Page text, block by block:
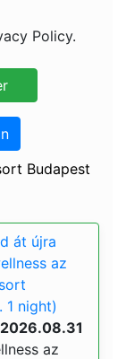
Policy.
Budapest
át újra
az
1 night)
az